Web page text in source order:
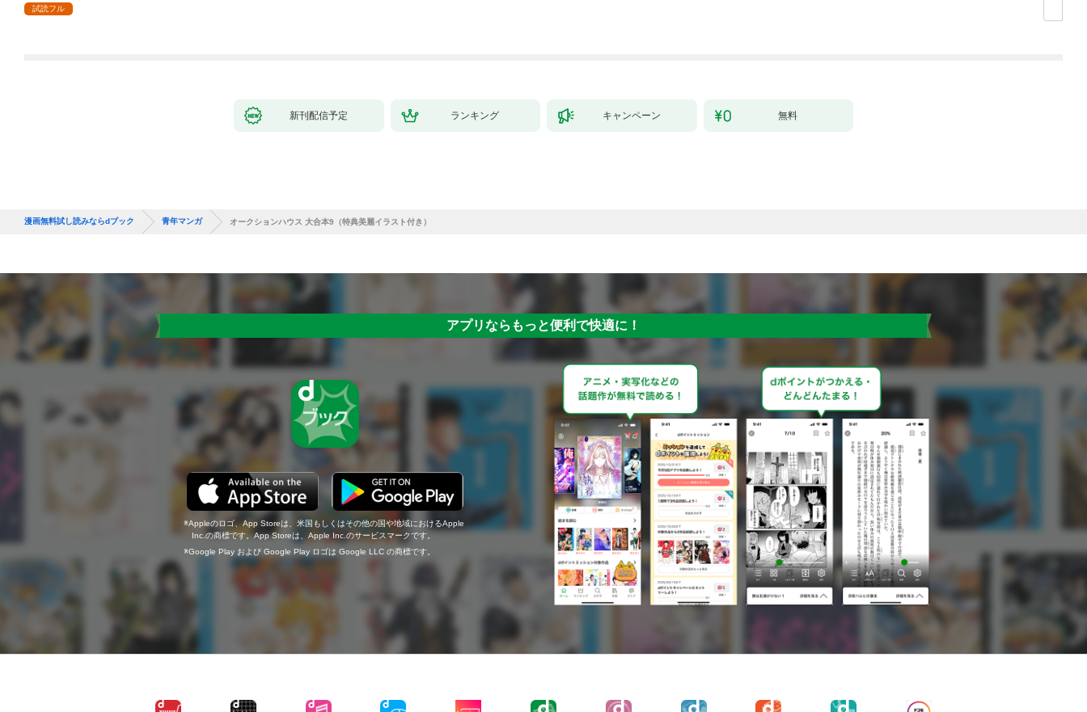
試読フル
新刊配信予定 ランキング キャンペーン 無料
漫画無料試し読みならdブック 青年マンガ オークションハウス 大合本9（特典美麗イラスト付き）
アプリならもっと便利で快適に！
Appleのロゴ、App Storeは、米国もしくはその他の国や地域におけるApple
Inc.の商標です。App Storeは、Apple Inc.のサービスマークです。
Google Play および Google Play ロゴは Google LLC の商標です。